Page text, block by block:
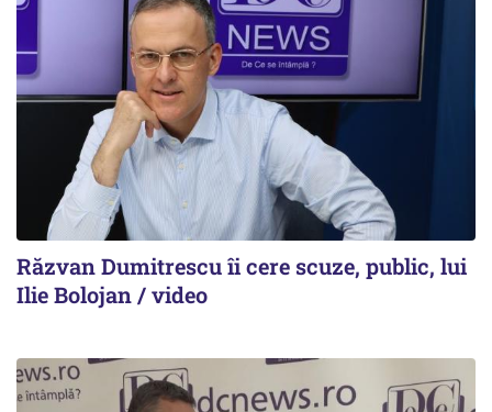
Răzvan Dumitrescu îi cere scuze, public, lui
Ilie Bolojan / video